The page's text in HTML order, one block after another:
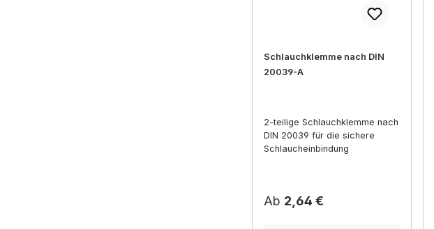
Schlauchklemme nach DIN
20039-A
2-teilige Schlauchklemme nach
DIN 20039 für die sichere
Schlaucheinbindung
Regulärer Preis:
Ab 2,64 €